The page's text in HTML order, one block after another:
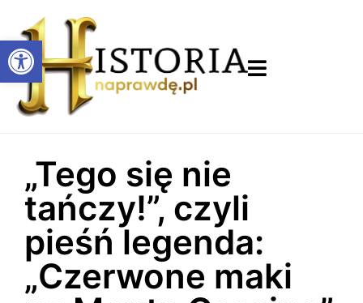
Otwórz pasek narzędzi
„Tego się nie
tańczy!”, czyli
pieśń legenda:
„Czerwone maki